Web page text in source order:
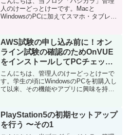
人のけーどっとけーです。Macと
WindowsのPCに加えてスマホ・タブレッ
発見を当ブログで紹介しています。ほぼ
毎日更新しているので...
AWS試験の申し込み前に！オン
ライン試験の確認のためOnVUE
をインストールしてPCチェック
する
こんにちは、管理人のけーどっとけーで
す。学生の頃にWindowsのPCを初購入し
て以来、その機能やアプリに興味を持ち
機能や便利なアプリを使ってみることを
趣味としてい...
PlayStation5の初期セットアップ
を行う 〜その1